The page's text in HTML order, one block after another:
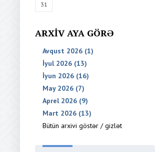
31
ARXIV AYA GÖRƏ
Avqust 2026 (1)
İyul 2026 (13)
İyun 2026 (16)
May 2026 (7)
Aprel 2026 (9)
Mart 2026 (13)
Bütün arxivi göstər / gizlət